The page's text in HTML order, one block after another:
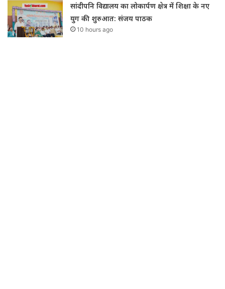
सांदीपनि विद्यालय का लोकार्पण क्षेत्र में शिक्षा के नए
युग की शुरुआत: संजय पाठक
10 hours ago